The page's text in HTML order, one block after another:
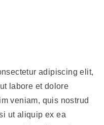
adipiscing elit,
labore et dolore
veniam, quis nostrud
ut aliquip ex ea